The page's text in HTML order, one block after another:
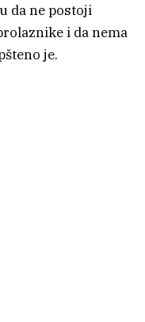
da ne postoji
i da nema
je.